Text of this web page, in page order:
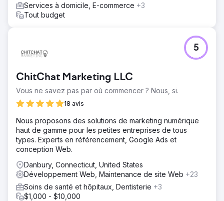
Services à domicile, E-commerce +3
Tout budget
ChitChat Marketing LLC
Vous ne savez pas par où commencer ? Nous, si.
18 avis
5
Nous proposons des solutions de marketing numérique
haut de gamme pour les petites entreprises de tous
types. Experts en référencement, Google Ads et
conception Web.
Danbury, Connecticut, United States
Développement Web, Maintenance de site Web +23
Soins de santé et hôpitaux, Dentisterie +3
$1,000 - $10,000